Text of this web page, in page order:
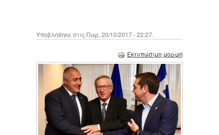
Υποβλήθηκε στις Παρ, 20/10/2017 - 22:27.
Εκτυπώσιμη μορφή